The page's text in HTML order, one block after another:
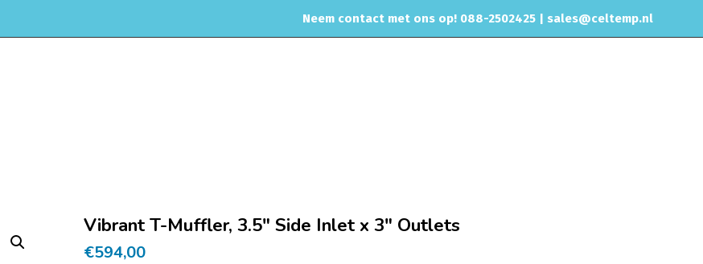
Neem contact met ons op! 088-2502425 | sales@celtemp.nl
Vibrant T-Muffler, 3.5″ Side Inlet x 3″ Outlets
€594,00